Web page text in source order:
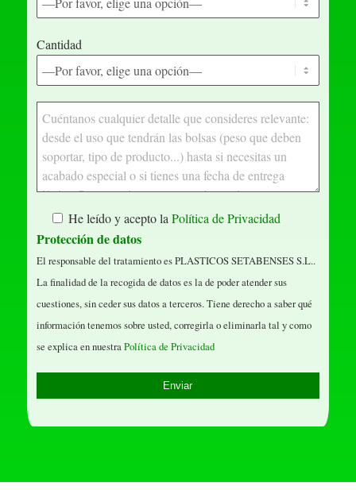
Cantidad
He leído y acepto laPolítica de Privacidad
Protección de datos
El responsable del tratamiento es PLASTICOS SETABENSES S.L..
La finalidad de la recogida de datos es la de poder atender sus
cuestiones, sin ceder sus datos a terceros. Tiene derecho a saber qué
información tenemos sobre usted, corregirla o eliminarla tal y como
se explica en nuestraPolítica de Privacidad